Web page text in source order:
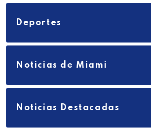
Deportes
Noticias de Miami
Noticias Destacadas